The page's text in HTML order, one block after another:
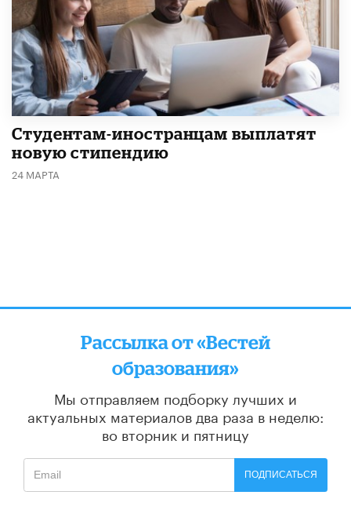
Студентам-иностранцам выплатят
новую стипендию
24 МАРТА
Рассылка от «Вестей
образования»
Мы отправляем подборку лучших и
актуальных материалов два раза в неделю:
во вторник и пятницу
ПОДПИСАТЬСЯ